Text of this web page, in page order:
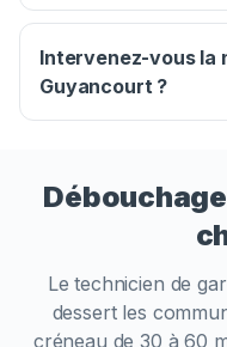
Intervenez-vous la
Guyancourt ?
Le technicien de
dessert les
créneau de 30 à 60